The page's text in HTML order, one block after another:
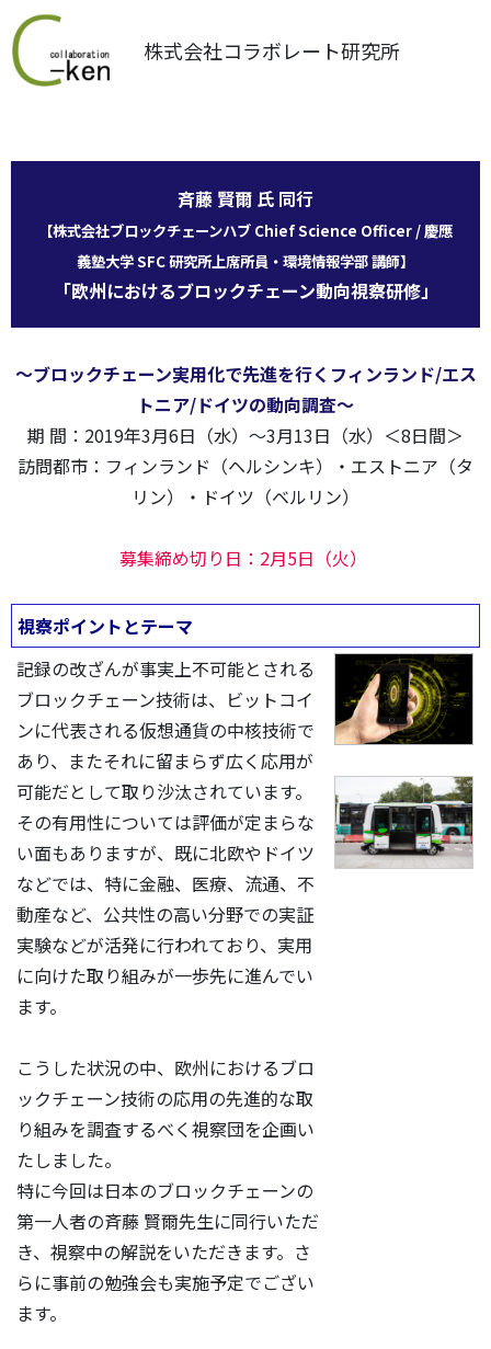
株式会社コラボレート研究所
斉藤 賢爾 氏 同行
【株式会社ブロックチェーンハブ Chief Science Officer / 慶應
義塾大学 SFC 研究所上席所員・環境情報学部 講師】
「欧州におけるブロックチェーン動向視察研修」
～ブロックチェーン実用化で先進を行くフィンランド/エス
トニア/ドイツの動向調査～
期 間：2019年3月6日（水）～3月13日（水）＜8日間＞
訪問都市：フィンランド（ヘルシンキ）・エストニア（タ
リン）・ドイツ（ベルリン）
募集締め切り日：2月5日（火）
視察ポイントとテーマ
記録の改ざんが事実上不可能とされる
ブロックチェーン技術は、ビットコイ
ンに代表される仮想通貨の中核技術で
あり、またそれに留まらず広く応用が
可能だとして取り沙汰されています。
その有用性については評価が定まらな
い面もありますが、既に北欧やドイツ
などでは、特に金融、医療、流通、不
動産など、公共性の高い分野での実証
実験などが活発に行われており、実用
に向けた取り組みが一歩先に進んでい
ます。
こうした状況の中、欧州におけるブロ
ックチェーン技術の応用の先進的な取
り組みを調査するべく視察団を企画い
たしました。
特に今回は日本のブロックチェーンの
第一人者の斉藤 賢爾先生に同行いただ
き、視察中の解説をいただきます。さ
らに事前の勉強会も実施予定でござい
ます。